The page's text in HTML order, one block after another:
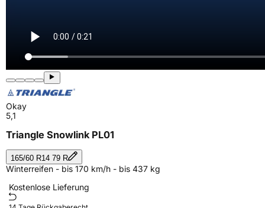
Okay
5,1
Triangle Snowlink PL01
165/60 R14 79 R
Winterreifen - bis 170 km/h - bis 437 kg
Kostenlose Lieferung